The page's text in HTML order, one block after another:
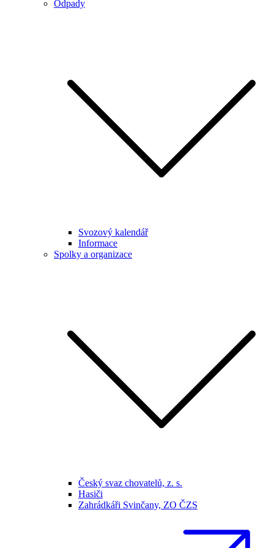
Odpady
Svozový kalendář
Informace
Spolky a organizace
Český svaz chovatelů, z. s.
Hasiči
Zahrádkáři Svinčany, ZO ČZS